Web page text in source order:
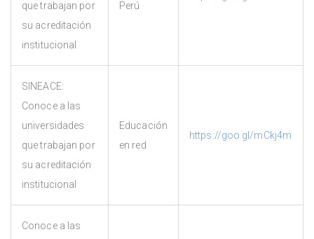
que trabajan por
su acreditación
institucional
Perú
SINEACE:
Conoce a las
universidades
que trabajan por
su acreditación
institucional
Educación
en red
https://goo.gl/mCkj4m
Conoce a las